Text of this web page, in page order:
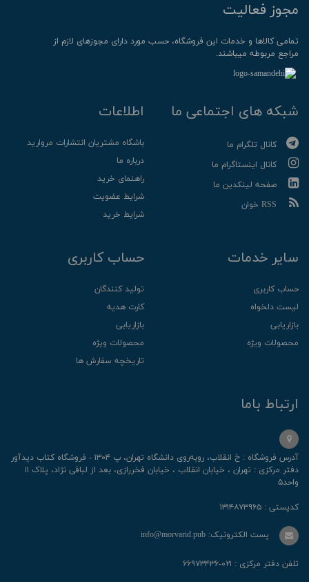
مجوز فعالیت
تمامی كالاها و خدمات این فروشگاه، حسب مورد دارای مجوزهای لازم از
مراجع مربوطه میباشند.
شبکه های اجتماعی ما
کانال تلگرام ما
کانال اینستاگرام ما
صفحه لینکدین ما
RSS خوان
اطلاعات
باشگاه مشتریان انتشارات مروارید
درباره ما
راهنمای خرید
شرایط عضویت
شرایط خرید
سایر خدمات
حساب کاربری
لیست دلخواه
بازاریابی
محصولات ویژه
حساب کاربری
تولید کنندگان
کارت هدیه
بازاریابی
محصولات ویژه
تاریخچه سفارش ها
ارتباط باما
آدرس فروشگاه : خ انقلاب، رو‌به‌روی دانشگاه تهران، پ ۱۳۰۴ - فروشگاه کتاب دیدآور
دفتر مرکزی : تهران ، خیابان انقلاب ، خیابان فخررازی، بعد از لبافی نژاد، پلاک ۱۱
واحد۵
کدپستی : ۱۳۱۴۸۷۳۹۶۵
پست الکترونیک: info@morvarid.pub
تلفن دفتر مرکزی : ۰۲۱-۶۶۹۷۳۴۳۶